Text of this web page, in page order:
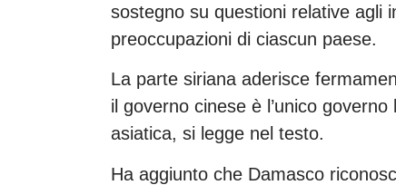
sostegno su questioni relative agli
preoccupazioni di ciascun paese.
La parte siriana aderisce
il governo cinese è l’unico
asiatica, si legge nel testo.
Ha aggiunto che Damasco